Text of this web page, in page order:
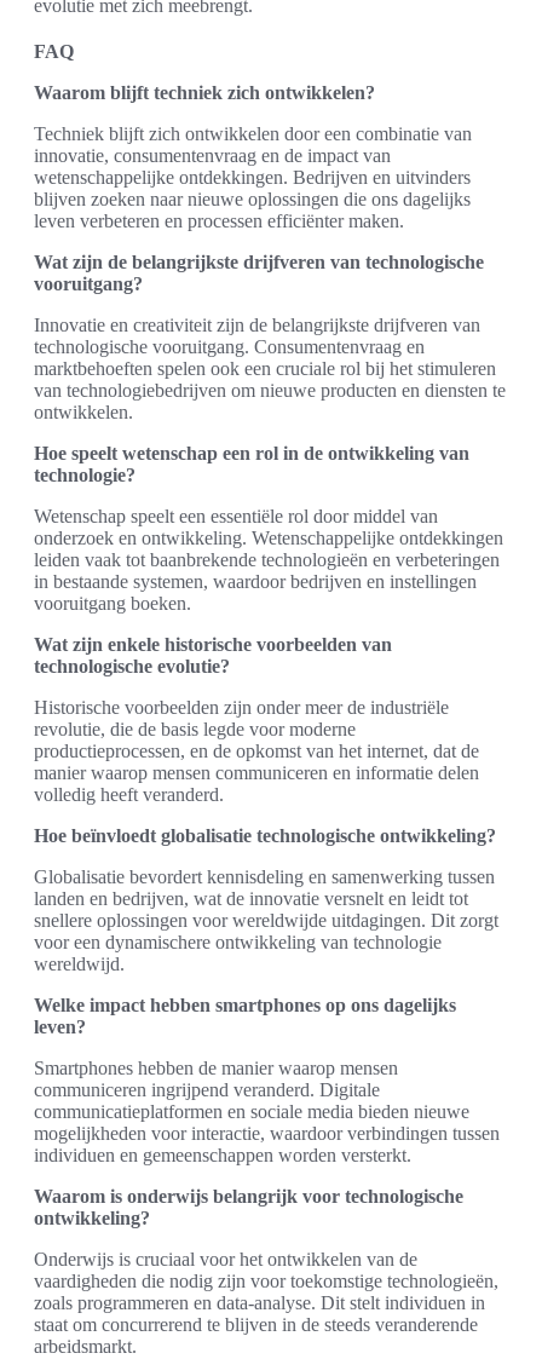
evolutie met zich meebrengt.
FAQ
Waarom blijft techniek zich ontwikkelen?
Techniek blijft zich ontwikkelen door een combinatie van
innovatie, consumentenvraag en de impact van
wetenschappelijke ontdekkingen. Bedrijven en uitvinders
blijven zoeken naar nieuwe oplossingen die ons dagelijks
leven verbeteren en processen efficiënter maken.
Wat zijn de belangrijkste drijfveren van technologische
vooruitgang?
Innovatie en creativiteit zijn de belangrijkste drijfveren van
technologische vooruitgang. Consumentenvraag en
marktbehoeften spelen ook een cruciale rol bij het stimuleren
van technologiebedrijven om nieuwe producten en diensten te
ontwikkelen.
Hoe speelt wetenschap een rol in de ontwikkeling van
technologie?
Wetenschap speelt een essentiële rol door middel van
onderzoek en ontwikkeling. Wetenschappelijke ontdekkingen
leiden vaak tot baanbrekende technologieën en verbeteringen
in bestaande systemen, waardoor bedrijven en instellingen
vooruitgang boeken.
Wat zijn enkele historische voorbeelden van
technologische evolutie?
Historische voorbeelden zijn onder meer de industriële
revolutie, die de basis legde voor moderne
productieprocessen, en de opkomst van het internet, dat de
manier waarop mensen communiceren en informatie delen
volledig heeft veranderd.
Hoe beïnvloedt globalisatie technologische ontwikkeling?
Globalisatie bevordert kennisdeling en samenwerking tussen
landen en bedrijven, wat de innovatie versnelt en leidt tot
snellere oplossingen voor wereldwijde uitdagingen. Dit zorgt
voor een dynamischere ontwikkeling van technologie
wereldwijd.
Welke impact hebben smartphones op ons dagelijks
leven?
Smartphones hebben de manier waarop mensen
communiceren ingrijpend veranderd. Digitale
communicatieplatformen en sociale media bieden nieuwe
mogelijkheden voor interactie, waardoor verbindingen tussen
individuen en gemeenschappen worden versterkt.
Waarom is onderwijs belangrijk voor technologische
ontwikkeling?
Onderwijs is cruciaal voor het ontwikkelen van de
vaardigheden die nodig zijn voor toekomstige technologieën,
zoals programmeren en data-analyse. Dit stelt individuen in
staat om concurrerend te blijven in de steeds veranderende
arbeidsmarkt.